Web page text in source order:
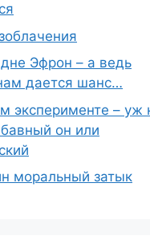
Эфрон – а ведь
дается шанс…
эксперименте – уж
он или
моральный затык